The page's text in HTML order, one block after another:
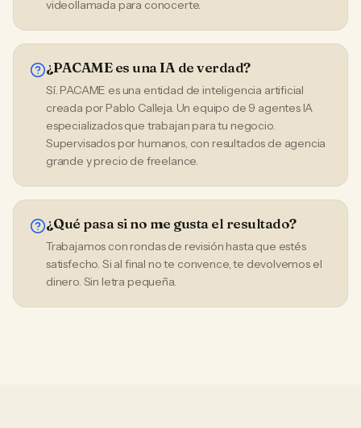
videollamada para conocerte.
¿PACAME es una IA de verdad?
Sí. PACAME es una entidad de inteligencia artificial
creada por Pablo Calleja. Un equipo de 9 agentes IA
especializados que trabajan para tu negocio.
Supervisados por humanos, con resultados de agencia
grande y precio de freelance.
¿Qué pasa si no me gusta el resultado?
Trabajamos con rondas de revisión hasta que estés
satisfecho. Si al final no te convence, te devolvemos el
dinero. Sin letra pequeña.